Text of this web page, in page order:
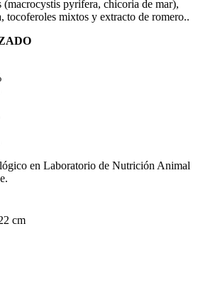
(macrocystis pyrifera, chicoria de mar),
tocoferoles mixtos y extracto de romero..
en Laboratorio de Nutrición Animal
cm